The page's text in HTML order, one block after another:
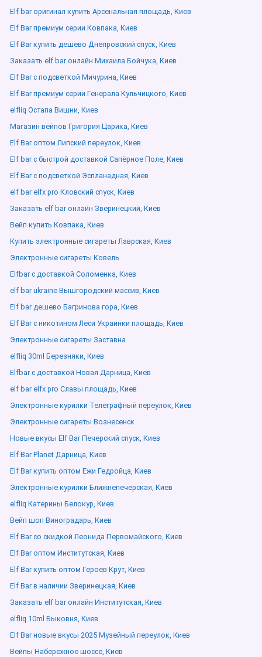
Elf bar оригинал купить Арсенальная площадь, Киев
Elf Bar премиум серии Ковпака, Киев
Elf Bar купить дешево Днепровский спуск, Киев
Заказать elf bar онлайн Михаила Бойчука, Киев
Elf Bar с подсветкой Мичурина, Киев
Elf Bar премиум серии Генерала Кульчицкого, Киев
elfliq Остапа Вишни, Киев
Магазин вейпов Григория Царика, Киев
Elf Bar оптом Липский переулок, Киев
Elf bar с быстрой доставкой Сапёрное Поле, Киев
Elf Bar с подсветкой Эспланадная, Киев
elf bar elfx pro Кловский спуск, Киев
Заказать elf bar онлайн Зверинецкий, Киев
Вейп купить Ковпака, Киев
Купить электронные сигареты Лаврская, Киев
Электронные сигареты Ковель
Elfbar с доставкой Соломенка, Киев
elf bar ukraine Вышгородский массив, Киев
Elf bar дешево Багринова гора, Киев
Elf Bar с никотином Леси Украинки площадь, Киев
Электронные сигареты Заставна
elfliq 30ml Березняки, Киев
Elfbar с доставкой Новая Дарница, Киев
elf bar elfx pro Славы площадь, Киев
Электронные курилки Телеграфный переулок, Киев
Электронные сигареты Вознесенск
Новые вкусы Elf Bar Печерский спуск, Киев
Elf Bar Planet Дарница, Киев
Elf Bar купить оптом Ежи Гедройца, Киев
Электронные курилки Ближнепечерская, Киев
elfliq Катерины Белокур, Киев
Вейп шоп Виноградарь, Киев
Elf Bar со скидкой Леонида Первомайского, Киев
Elf Bar оптом Институтская, Киев
Elf Bar купить оптом Героев Крут, Киев
Elf Bar в наличии Зверинецкая, Киев
Заказать elf bar онлайн Институтская, Киев
elfliq 10ml Быковня, Киев
Elf Bar новые вкусы 2025 Музейный переулок, Киев
Вейпы Набережное шоссе, Киев